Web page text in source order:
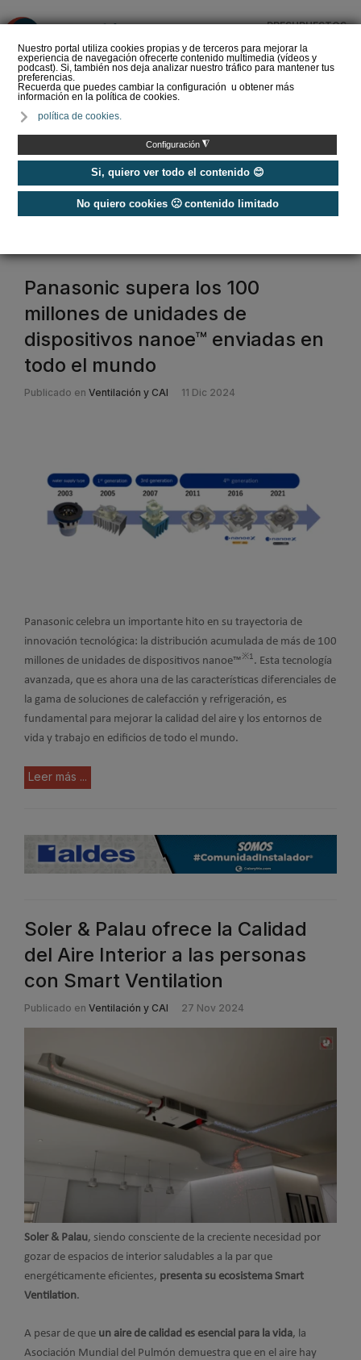
Nuestro portal utiliza cookies propias y de terceros para mejorar la
experiencia de navegación ofrecerte contenido multimedia (vídeos y
podcast). Si, también nos deja analizar nuestro tráfico para mantener tus
preferencias.
Recuerda que puedes cambiar la configuración u obtener más
información en la política de cookies.
política de cookies.
Configuración ◮
Si, quiero ver todo el contenido 😊
No quiero cookies 🙁 contenido limitado
PRESUPUESTOS
sistema Skywater® y
Sopranature® en su n…
Calidad del aire interior
Panasonic supera los 100
millones de unidades de
dispositivos nanoe™ enviadas en
todo el mundo
Publicado en Ventilación y CAI 11 Dic 2024
Panasonic celebra un importante hito en su trayectoria de
innovación tecnológica: la distribución acumulada de más de 100
millones de unidades de dispositivos nanoe™※1. Esta tecnología
avanzada, que es ahora una de las características diferenciales de
la gama de soluciones de calefacción y refrigeración, es
fundamental para mejorar la calidad del aire y los entornos de
vida y trabajo en edificios de todo el mundo.
Leer más ...
Soler & Palau ofrece la Calidad
del Aire Interior a las personas
con Smart Ventilation
Publicado en Ventilación y CAI 27 Nov 2024
Soler & Palau, siendo consciente de la creciente necesidad por
gozar de espacios de interior saludables a la par que
energéticamente eficientes, presenta su ecosistema Smart
Ventilation.
A pesar de que un aire de calidad es esencial para la vida, la
Asociación Mundial del Pulmón demuestra que en el aire hay